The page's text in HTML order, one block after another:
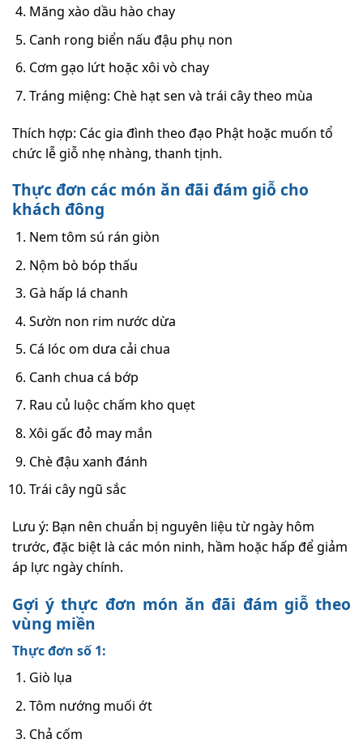
Măng xào dầu hào chay
Canh rong biển nấu đậu phụ non
Cơm gạo lứt hoặc xôi vò chay
Tráng miệng: Chè hạt sen và trái cây theo mùa
Thích hợp: Các gia đình theo đạo Phật hoặc muốn tổ
chức lễ giỗ nhẹ nhàng, thanh tịnh.
Thực đơn các món ăn đãi đám giỗ cho
khách đông
Nem tôm sú rán giòn
Nộm bò bóp thấu
Gà hấp lá chanh
Sườn non rim nước dừa
Cá lóc om dưa cải chua
Canh chua cá bớp
Rau củ luộc chấm kho quẹt
Xôi gấc đỏ may mắn
Chè đậu xanh đánh
Trái cây ngũ sắc
Lưu ý: Bạn nên chuẩn bị nguyên liệu từ ngày hôm
trước, đặc biệt là các món ninh, hầm hoặc hấp để giảm
áp lực ngày chính.
Gợi ý thực đơn món ăn đãi đám giỗ theo
vùng miền
Thực đơn số 1:
Giò lụa
Tôm nướng muối ớt
Chả cốm